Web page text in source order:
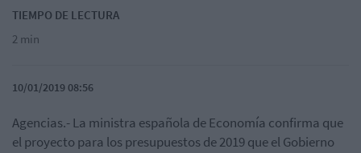
TIEMPO DE LECTURA
2 min
10/01/2019 08:56
Agencias.- La ministra española de Economía confirma que
el proyecto para los presupuestos de 2019 que el Gobierno